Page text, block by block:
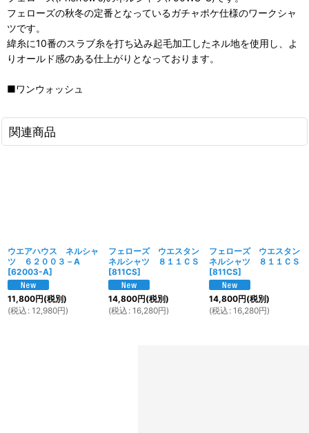
フェローズの秋冬の定番となっているガチャポケ仕様のワークシャ
ツです。
緯糸に10番のスラブ糸を打ち込み起毛加工したネル地を使用し、よ
りオールド感のある仕上がりとなっております。
■ワンウォッシュ
関連商品
ウエアハウス ネルシャ
ツ ６２００３－A
[62003-A]
11,800円(税別)
(税込 : 12,980円)
フェローズ ウエスタン
ネルシャツ ８１１ＣＳ
[811CS]
14,800円(税別)
(税込 : 16,280円)
フェローズ ウエスタン
ネルシャツ ８１１ＣＳ
[811CS]
14,800円(税別)
(税込 : 16,280円)